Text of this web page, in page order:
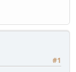
#1